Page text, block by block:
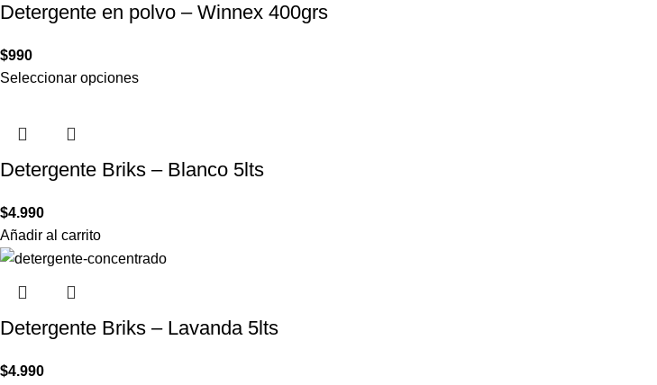
Detergente en polvo – Winnex 400grs
$990
Seleccionar opciones
Detergente Briks – Blanco 5lts
$4.990
Añadir al carrito
Detergente Briks – Lavanda 5lts
$4.990